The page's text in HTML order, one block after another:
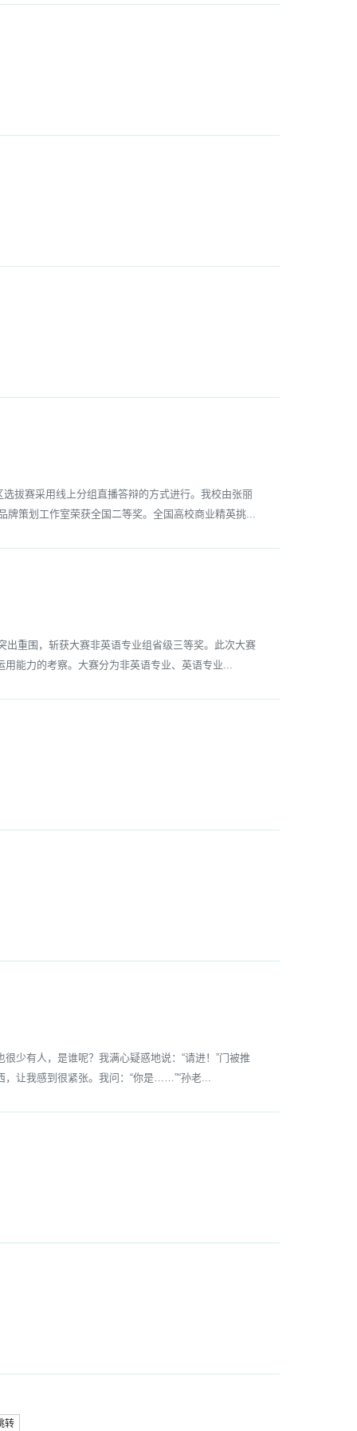
拔赛采用线上分组直播答辩的方式进行。我校由张丽
牌策划工作室荣获全国二等奖。全国高校商业精英挑...
重围，斩获大赛非英语专业组省级三等奖。​此次大赛
能力的考察。大赛分为非英语专业、英语专业...
有人，是谁呢？我满心疑惑地说：“请进！”门被推
，让我感到很紧张。我问：“你是……”“孙老...
转